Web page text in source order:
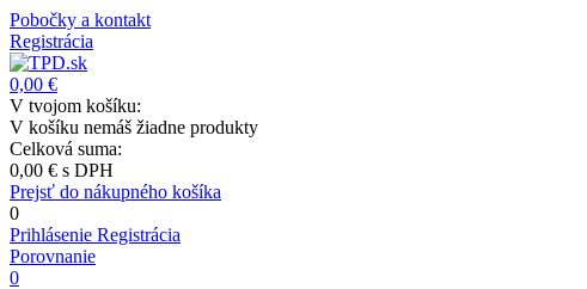
Pobočky a kontakt
Registrácia
0,00 €
V tvojom košíku:
V košíku nemáš žiadne produkty
Celková suma:
0,00 € s DPH
Prejsť do nákupného košíka
0
Prihlásenie Registrácia
Porovnanie
0